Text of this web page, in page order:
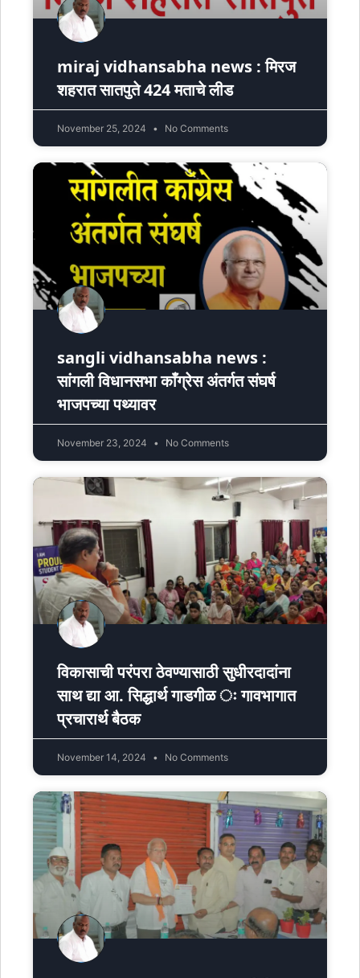
miraj vidhansabha news : मिरज
शहरात सातपुते 424 मताचे लीड
November 25, 2024 No Comments
sangli vidhansabha news :
सांगली विधानसभा काँग्रेस अंतर्गत संघर्ष
भाजपच्या पथ्यावर
November 23, 2024 No Comments
विकासाची परंपरा ठेवण्यासाठी सुधीरदादांना
साथ द्या आ. सिद्धार्थ गाडगीळ ः गावभागात
प्रचारार्थ बैठक
November 14, 2024 No Comments